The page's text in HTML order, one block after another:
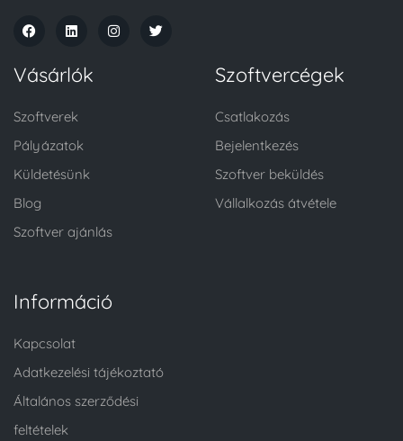
Vásárlók
Szoftverek
Pályázatok
Küldetésünk
Blog
Szoftver ajánlás
Szoftvercégek
Csatlakozás
Bejelentkezés
Szoftver beküldés
Vállalkozás átvétele
Információ
Kapcsolat
Adatkezelési tájékoztató
Általános szerződési
feltételek